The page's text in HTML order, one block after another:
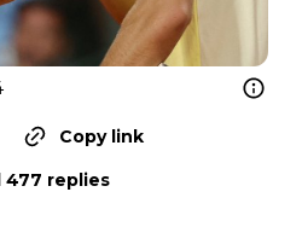
Copy link
477 replies